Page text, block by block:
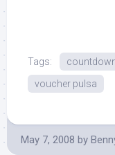
Tags:
voucher pulsa
May 7, 2008 by